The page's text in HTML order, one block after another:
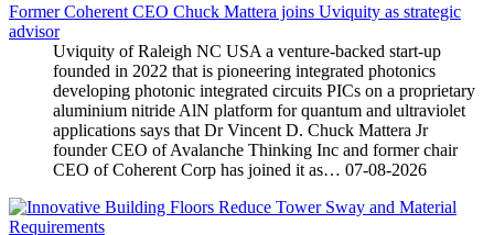
Former Coherent CEO Chuck Mattera joins Uviquity as strategic
advisor
Uviquity of Raleigh NC USA a venture-backed start-up
founded in 2022 that is pioneering integrated photonics
developing photonic integrated circuits PICs on a proprietary
aluminium nitride AlN platform for quantum and ultraviolet
applications says that Dr Vincent D. Chuck Mattera Jr
founder CEO of Avalanche Thinking Inc and former chair
CEO of Coherent Corp has joined it as… 07-08-2026